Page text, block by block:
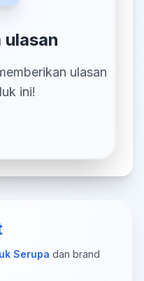
ulasan
ulasan
ini!
Serupa dan brand